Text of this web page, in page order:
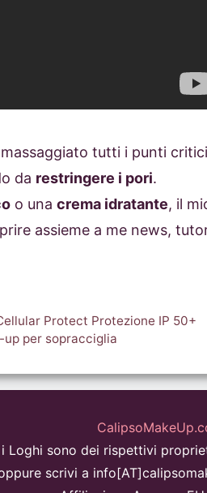
tutti i punti
da restringere i pori.
o una crema idratante, il
assieme a me news,
Protect Protezione IP 50+
up per sopracciglia
sono dei rispettivi
scrivi a